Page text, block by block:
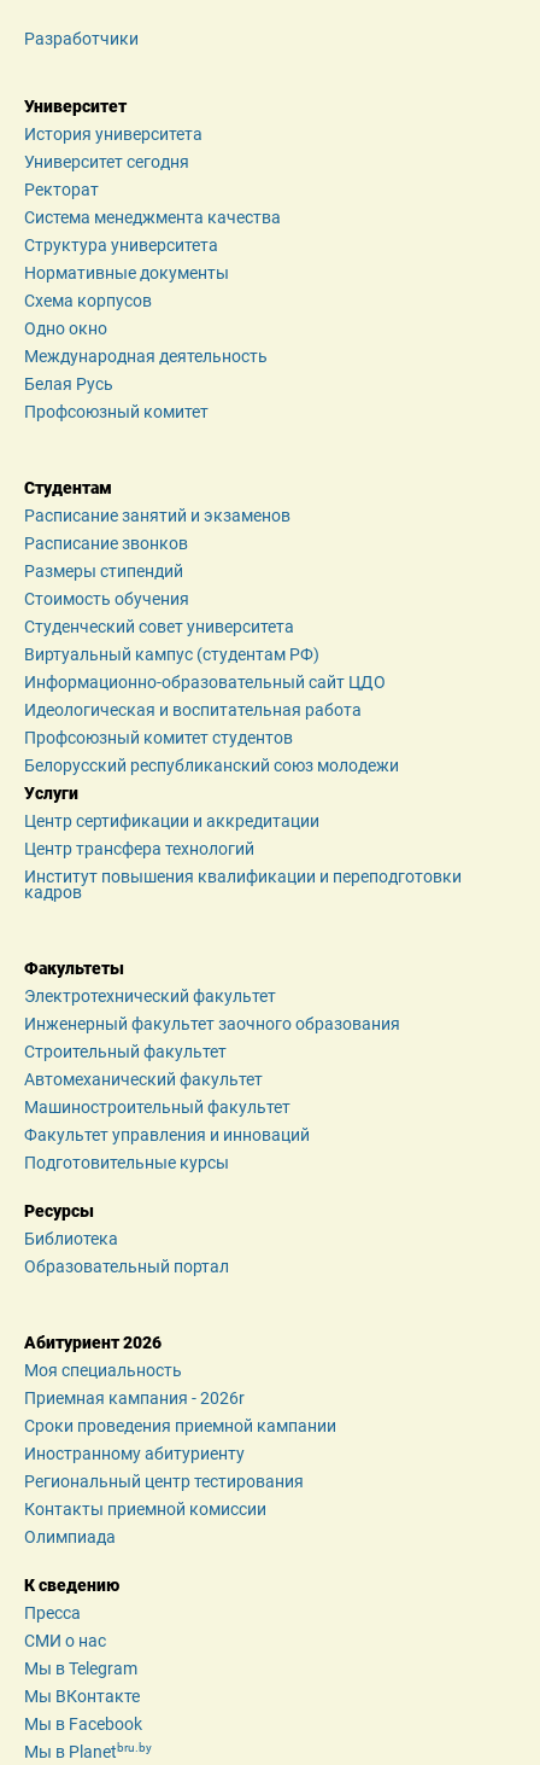
Разработчики
Университет
История университета
Университет сегодня
Ректорат
Система менеджмента качества
Структура университета
Нормативные документы
Схема корпусов
Одно окно
Международная деятельность
Белая Русь
Профсоюзный комитет
Студентам
Расписание занятий и экзаменов
Расписание звонков
Размеры стипендий
Стоимость обучения
Студенческий совет университета
Виртуальный кампус (студентам РФ)
Информационно-образовательный сайт ЦДО
Идеологическая и воспитательная работа
Профсоюзный комитет студентов
Белорусский республиканский союз молодежи
Услуги
Центр сертификации и аккредитации
Центр трансфера технологий
Институт повышения квалификации и переподготовки
кадров
Факультеты
Электротехнический факультет
Инженерный факультет заочного образования
Строительный факультет
Автомеханический факультет
Машиностроительный факультет
Факультет управления и инноваций
Подготовительные курсы
Ресурсы
Библиотека
Образовательный портал
Абитуриент 2026
Моя специальность
Приемная кампания - 2026r
Сроки проведения приемной кампании
Иностранному абитуриенту
Региональный центр тестирования
Контакты приемной комиссии
Олимпиада
К сведению
Пресса
СМИ о нас
Мы в Telegram
Мы ВКонтакте
Мы в Facebook
Мы в Planetbru.by